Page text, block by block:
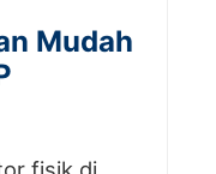
Mudah